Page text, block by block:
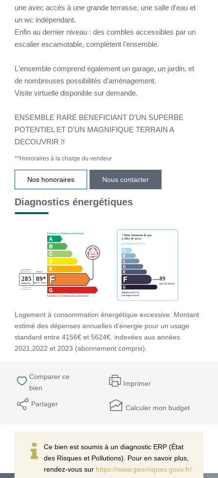
une avec accès à une grande terrasse, une salle d'eau et
un wc indépendant.
Enfin au dernier niveau : des combles accessibles par un
escalier escamotable, complètent l'ensemble.
L'ensemble comprend également un garage, un jardin, et
de nombreuses possibilités d'aménagement.
Visite virtuelle disponible sur demande.
ENSEMBLE RARE BENEFICIANT D'UN SUPERBE
POTENTIEL ET D'UN MAGNIFIQUE TERRAIN A
DECOUVRIR !!
**Honoraires à la charge du vendeur
Nos honoraires Nous contacter
Diagnostics énergétiques
Logement à consommation énergétique excessive. Montant
estimé des dépenses annuelles d'énergie pour un usage
standard entre 4156€ et 5624€. indexées aux années
2021,2022 et 2023 (abonnement compris).
Comparer ce
bien
Imprimer
Partager Calculer mon budget
Ce bien est soumis à un diagnostic ERP (État
des Risques et Pollutions). Pour en savoir plus,
rendez-vous sur https://www.georisques.gouv.fr/